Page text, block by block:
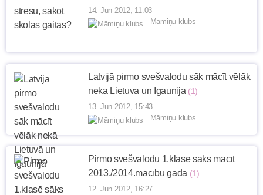
14. Jun 2012, 11:03
Māmiņu klubs
Latvijā pirmo svešvalodu sāk mācīt vēlāk
nekā Lietuvā un Igaunijā (1)
13. Jun 2012, 15:43
Māmiņu klubs
Pirmo svešvalodu 1.klasē sāks mācīt
2013./2014.mācību gadā (1)
12. Jun 2012, 16:27